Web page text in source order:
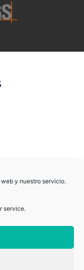
y nuestro servicio.
service.